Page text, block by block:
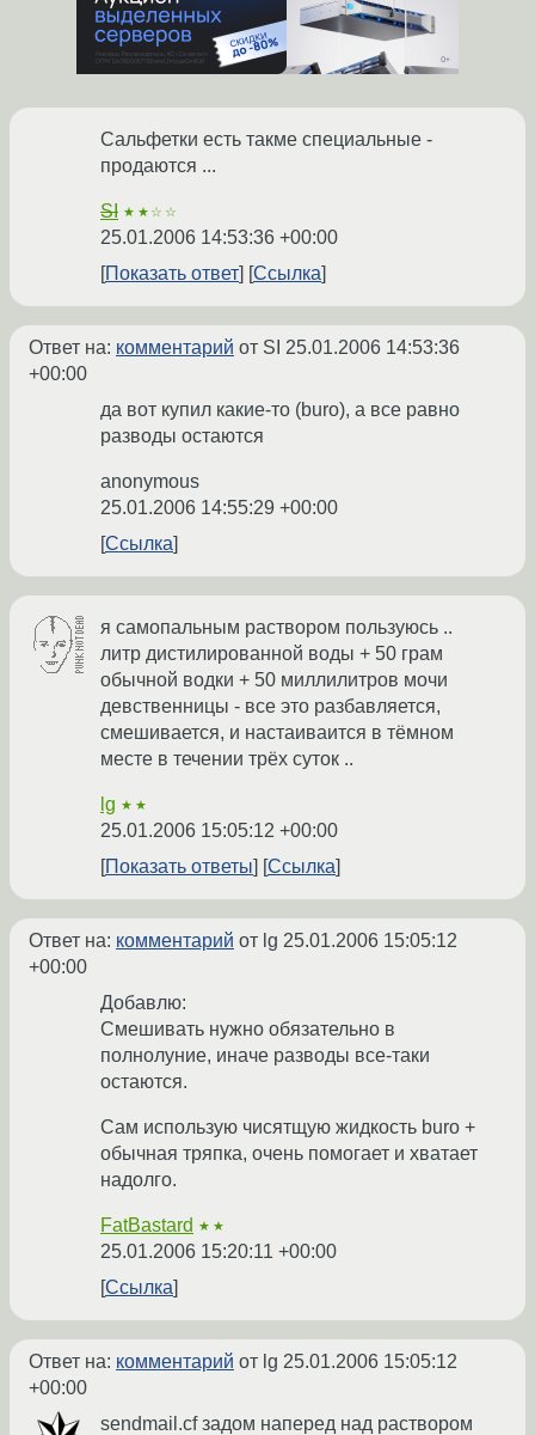
Сальфетки есть такме специальные -
продаются ...
SI ★★☆☆
25.01.2006 14:53:36 +00:00
Показать ответ
Ссылка
Ответ на: комментарий от SI 25.01.2006 14:53:36
+00:00
да вот купил какие-то (buro), а все равно
разводы остаются
anonymous
25.01.2006 14:55:29 +00:00
Ссылка
я самопальным раствором пользуюсь ..
литр дистилированной воды + 50 грам
обычной водки + 50 миллилитров мочи
девственницы - все это разбавляется,
смешивается, и настаиваится в тёмном
месте в течении трёх суток ..
lg ★★
25.01.2006 15:05:12 +00:00
Показать ответы
Ссылка
Ответ на: комментарий от lg 25.01.2006 15:05:12
+00:00
Добавлю:
Смешивать нужно обязательно в
полнолуние, иначе разводы все-таки
остаются.
Сам использую чисятщую жидкость buro +
обычная тряпка, очень помогает и хватает
надолго.
FatBastard ★★
25.01.2006 15:20:11 +00:00
Ссылка
Ответ на: комментарий от lg 25.01.2006 15:05:12
+00:00
sendmail.cf задом наперед над раствором